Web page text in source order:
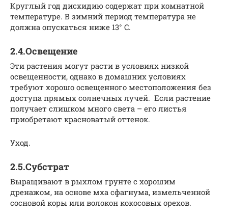
Круглый год дисхидию содержат при комнатной
температуре. В зимний период температура не
должна опускаться ниже 13° C.
2.4.Освещение
Эти растения могут расти в условиях низкой
освещенности, однако в домашних условиях
требуют хорошо освещенного местоположения без
доступа прямых солнечных лучей. Если растение
получает слишком много света – его листья
приобретают красноватый оттенок.
Уход.
2.5.Субстрат
Выращивают в рыхлом грунте с хорошим
дренажом, на основе мха сфагнума, измельченной
сосновой коры или волокон кокосовых орехов.